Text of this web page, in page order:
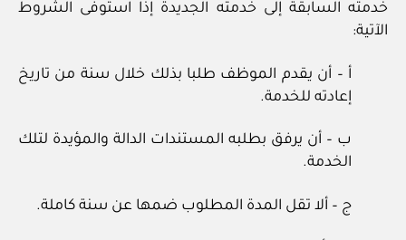
خدمته السابقة إلى خدمته الجديدة إذا استوفى الشروط
الآتية:
أ – أن يقدم الموظف طلبا بذلك خلال سنة من تاريخ
إعادته للخدمة.
ب – أن يرفق بطلبه المستندات الدالة والمؤيدة لتلك
الخدمة.
ج – ألا تقل المدة المطلوب ضمها عن سنة كاملة.